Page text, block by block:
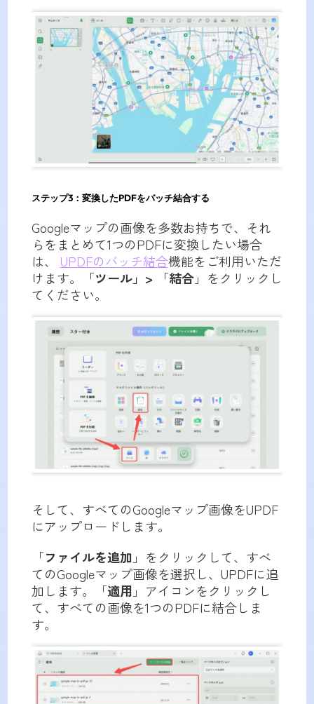
ステップ3：変換したPDFをバッチ結合する
Googleマップの画像を多数お持ちで、それ
らをまとめて1つのPDFに変換したい場合
は、 UPDFのバッチ結合機能をご利用いただ
けます。「ツール」> 「結合」をクリックし
てください。
そして、すべてのGoogleマップ画像をUPDF
にアップロードします。
「ファイルを追加 」をクリックして、すべ
てのGoogleマップ画像を選択し、UPDFに追
加します。「適用 」アイコンをクリックし
て、すべての画像を1つのPDFに結合しま
す。